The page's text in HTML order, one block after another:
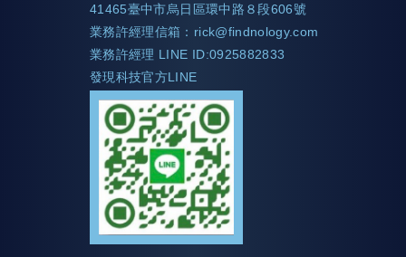
41465臺中市烏日區環中路８段606號
業務許經理信箱： rick@findnology.com
業務許經理 LINE ID:0925882833
發現科技官方LINE